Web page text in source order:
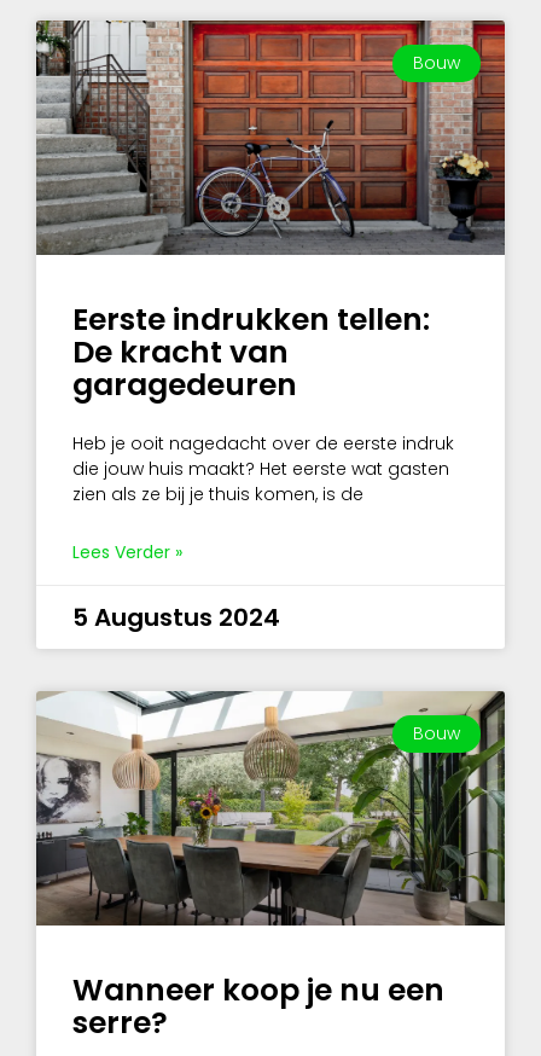
Bouw
Eerste indrukken tellen:
De kracht van
garagedeuren
Heb je ooit nagedacht over de eerste indruk
die jouw huis maakt? Het eerste wat gasten
zien als ze bij je thuis komen, is de
Lees Verder »
5 Augustus 2024
Bouw
Wanneer koop je nu een
serre?